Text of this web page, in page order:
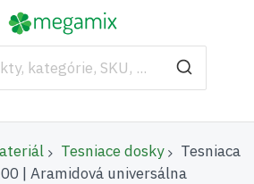
Tesniace dosky
Tesniaca
| Aramidová universálna